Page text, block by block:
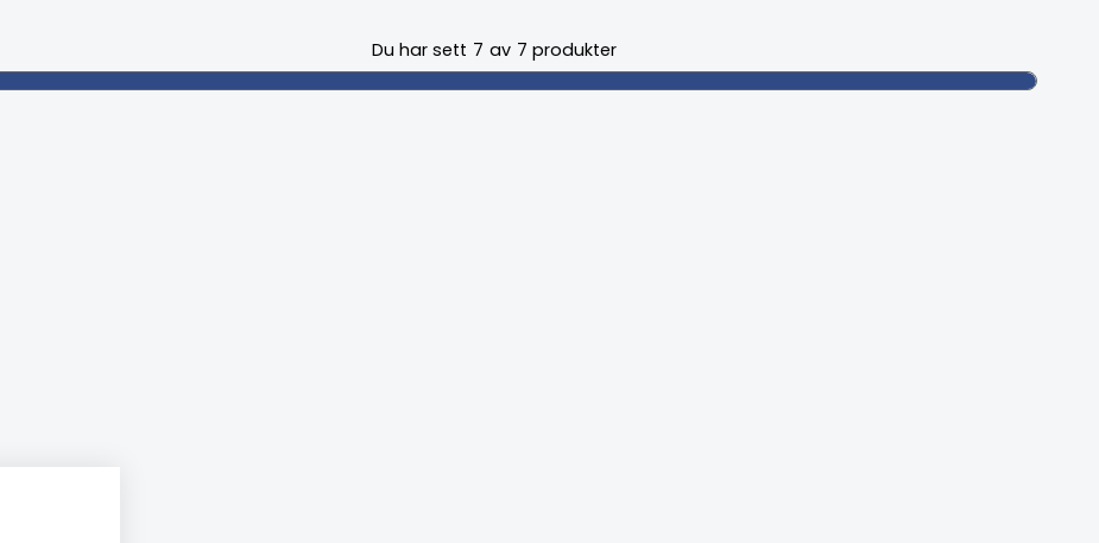
Du har sett 7 av 7 produkter